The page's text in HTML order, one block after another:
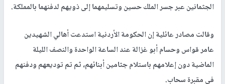
الجثمانين عبر جسر الملك حسين وتسليمهما إلى ذويهم لدفنهما بالمملكة.
وقالت مصادر عائلية إن الحكومة الأردنية استدعت أهالي الشهيدين
عامر قواس وحسام أبو غزالة عند الساعة الواحدة والنصف الليلة
الماضية دون إعلامهم باستلام جثامين أبنائهم، ثم تم توديعهم ودفنهم
في مقبرة سحاب.